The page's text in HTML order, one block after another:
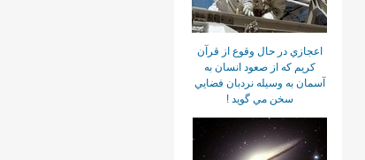
اعجازي در حال وقوع از قرآن
كريم كه از صعود انسان به
آسمان به وسيله نردبان فضايي
سخن مي گويد !